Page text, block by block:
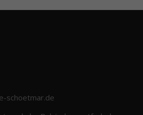
schoetmar.de